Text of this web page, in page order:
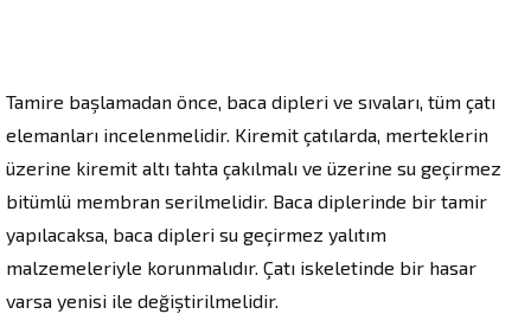
Tamire başlamadan önce, baca dipleri ve sıvaları, tüm çatı
elemanları incelenmelidir. Kiremit çatılarda, merteklerin
üzerine kiremit altı tahta çakılmalı ve üzerine su geçirmez
bitümlü membran serilmelidir. Baca diplerinde bir tamir
yapılacaksa, baca dipleri su geçirmez yalıtım
malzemeleriyle korunmalıdır. Çatı iskeletinde bir hasar
varsa yenisi ile değiştirilmelidir.